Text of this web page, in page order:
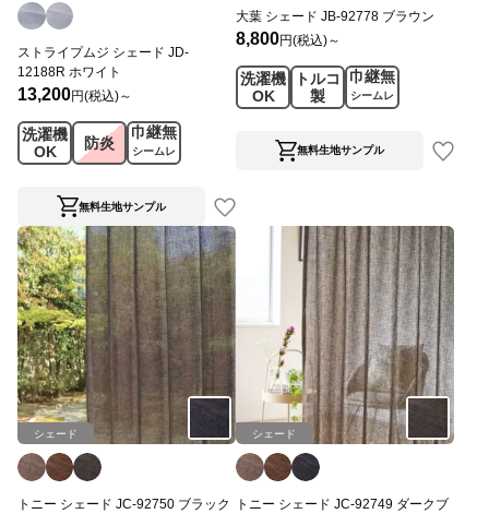
ストライプムジ シェード JD-
12188R ホワイト
13,200円(税込)～
洗濯機
OK
防炎
巾継無
シームレ
ス
無料生地サンプル
大葉 シェード JB-92778 ブラウン
8,800円(税込)～
洗濯機
OK
トルコ
製
巾継無
シームレ
ス
無料生地サンプル
シェード
トニー シェード JC-92750 ブラック
シェード
トニー シェード JC-92749 ダークブ